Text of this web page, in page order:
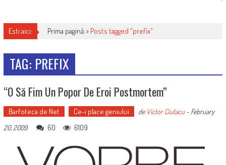
Esti aici: Prima pagină > Posts tagged "prefix"
TAG: PREFIX
“O Să Fim Un Popor De Eroi Postmortem”
Barfoteca de Net Ce-i place geniului de Victor Ciutacu- February
20, 2009
60 6109